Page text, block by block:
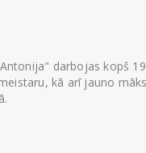
darbojas kopš
kā arī jauno